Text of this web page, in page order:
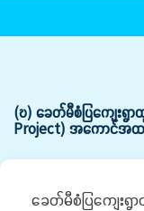
(ဎ) ခေတ်မီစံပြကျေးရွ
Project) အကောင်အ
ခေတ်မီစံပြကျေးရွ